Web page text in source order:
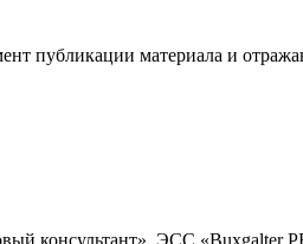
публикации материала и
консультант», ЭСС «Buxgalter